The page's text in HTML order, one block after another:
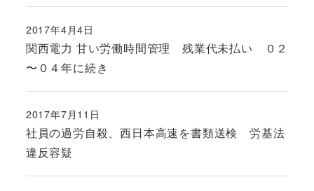
関西電力 甘い労働時間管理 残業代未払い ０２
〜０４年に続き
投稿日
2017年4月4日
社員の過労自殺、西日本高速を書類送検 労基法
違反容疑
投稿日
2017年7月11日